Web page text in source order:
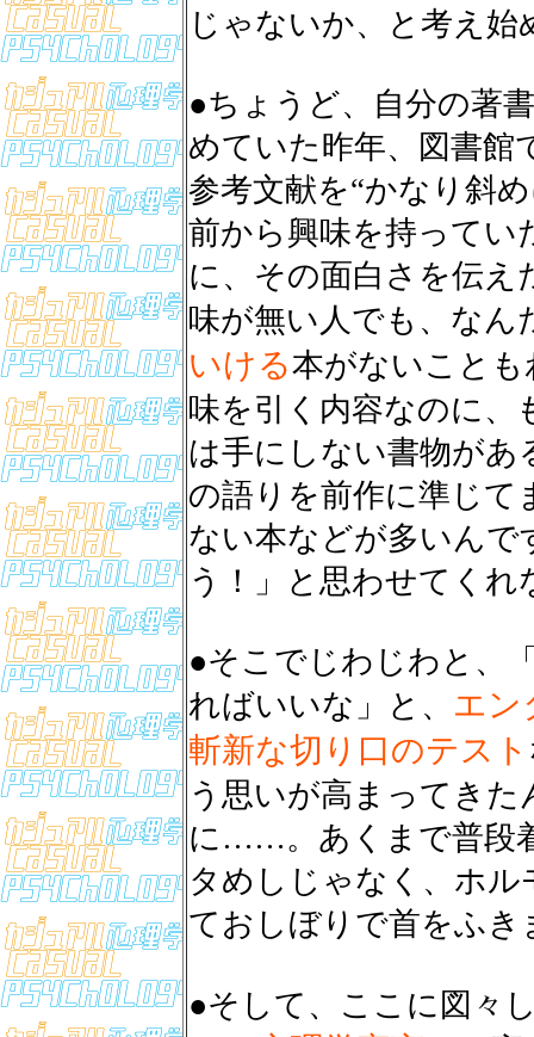
じゃないか、と考え始
●ちょうど、自分の著
めていた昨年、図書館
参考文献を“かなり斜
前から興味を持ってい
に、その面白さを伝え
味が無い人でも、なん
いける本がないこと
味を引く内容なのに、
は手にしない書物があ
の語りを前作に準じて
ない本などが多いんで
う！」と思わせてくれ
●そこでじわじわと、
ればいいな」と、 エン
斬新な切り口のテスト
う思いが高まってき
に……。あくまで普段
タめしじゃなく、ホ
ておしぼりで首をふき
●そして、ここに図々